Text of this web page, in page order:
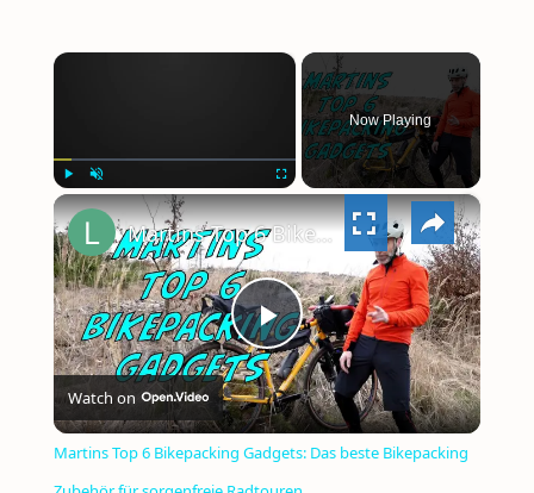
×
Now Playing
×
PLAY
VIDEO
Martins Top 6 Bikepacking Gadgets: Das beste Bikepacking Zubehör für sorgenfreie Radtouren
Watch on
Martins Top 6 Bikepacking Gadgets: Das beste Bikepacking